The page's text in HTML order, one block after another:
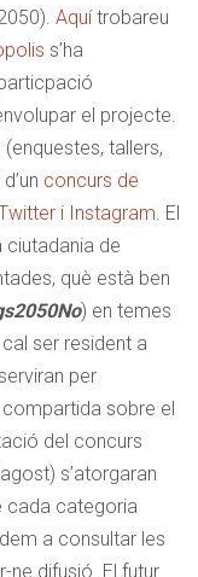
Aquítrobareu
s’ha
el projecte.
tallers,
concurs de
i Instagram. El
ciutadania de
què està ben
) en temes
ser resident a
per
sobre el
del concurs
s’atorgaran
cada categoria
a consultar les
ne difusió. El futur